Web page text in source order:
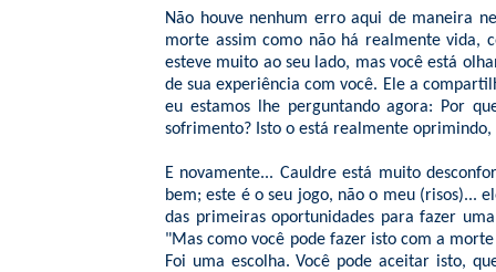
Não houve nenhum erro aqui de maneira
morte assim como não há realmente vida,
esteve muito ao seu lado, mas você está
de sua experiência com você. Ele a
eu estamos lhe perguntando agora: Por
sofrimento? Isto o está realmente
E novamente... Cauldre está muito
bem; este é o seu jogo, não o meu (risos)...
das primeiras oportunidades para fazer
"Mas como você pode fazer isto com a
Foi uma escolha. Você pode aceitar isto,